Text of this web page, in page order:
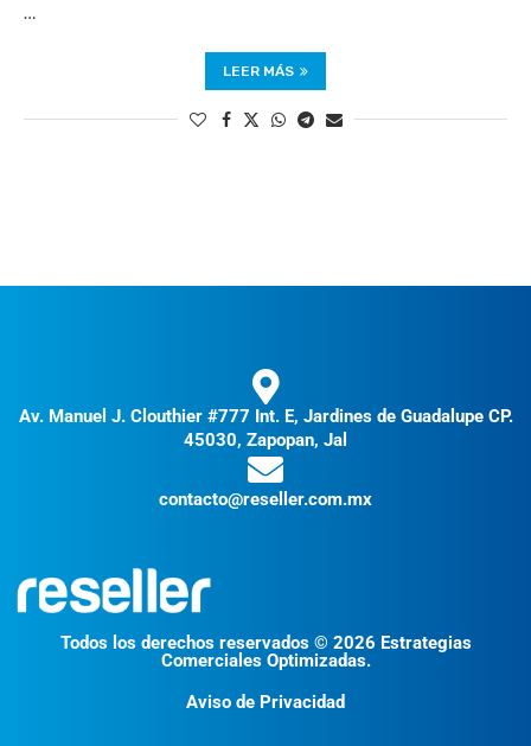
…
LEER MÁS
Av. Manuel J. Clouthier #777 Int. E, Jardines de Guadalupe CP.
45030, Zapopan, Jal
contacto@reseller.com.mx
Todos los derechos reservados © 2026 Estrategias
Comerciales Optimizadas.
Aviso de Privacidad